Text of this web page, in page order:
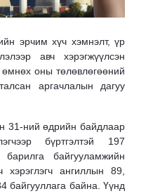
эрчим хүч хэмнэлт, үр
авч хэрэгжүүлсэн
оны төлөвлөгөөний
аргачлалын дагуу
31-ний өдрийн байдлаар
бүртгэлтэй 197
барилга байгууламжийн
ангиллын 89,
байгууллага байна. Үүнд